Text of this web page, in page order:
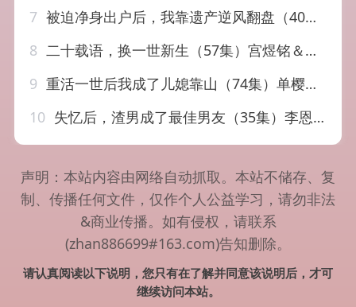
7 被迫净身出户后，我靠遗产逆风翻盘（40集）李恩铭＆彭慧玲
8 二十载语，换一世新生（57集）宫煜铭＆高千涵
9 重活一世后我成了儿媳靠山（74集）单樱杰＆赵晶
10 失忆后，渣男成了最佳男友（35集）李恩铭＆曹梓玲
声明：本站内容由网络自动抓取。本站不储存、复
制、传播任何文件，仅作个人公益学习，请勿非法
&商业传播。如有侵权，请联系
(zhan886699#163.com)告知删除。
请认真阅读以下说明，您只有在了解并同意该说明后，才可
继续访问本站。